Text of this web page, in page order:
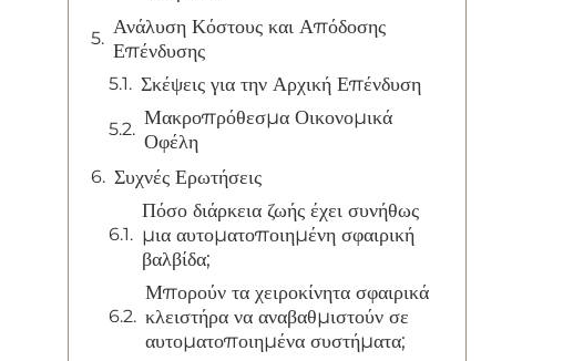
Ανάλυση Κόστους και Απόδοσης
Επένδυσης
Σκέψεις για την Αρχική Επένδυση
Μακροπρόθεσμα Οικονομικά
Οφέλη
Συχνές Ερωτήσεις
Πόσο διάρκεια ζωής έχει συνήθως
μια αυτοματοποιημένη σφαιρική
βαλβίδα;
Μπορούν τα χειροκίνητα σφαιρικά
κλειστήρα να αναβαθμιστούν σε
αυτοματοποιημένα συστήματα;